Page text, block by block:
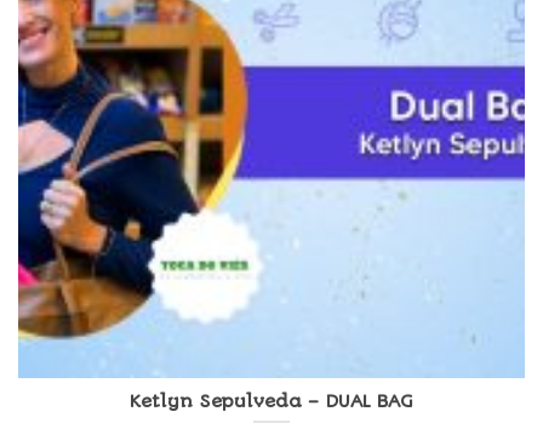
Ketlyn Sepulveda – DUAL BAG